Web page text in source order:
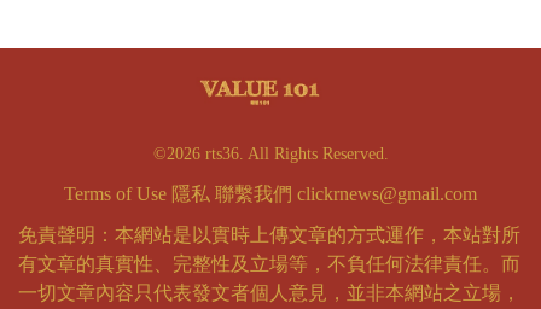
©2026 rts36. All Rights Reserved.
Terms of Use 隱私 聯繫我們 clickrnews@gmail.com
免責聲明：本網站是以實時上傳文章的方式運作，本站對所
有文章的真實性、完整性及立場等，不負任何法律責任。而
一切文章內容只代表發文者個人意見，並非本網站之立場，